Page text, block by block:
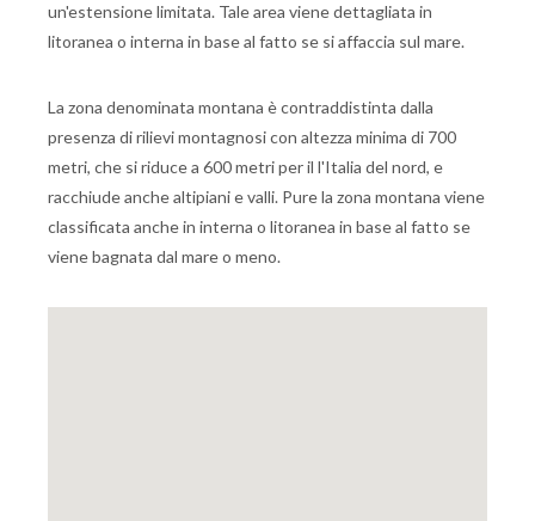
un'estensione limitata. Tale area viene dettagliata in
litoranea o interna in base al fatto se si affaccia sul mare.
La zona denominata montana è contraddistinta dalla
presenza di rilievi montagnosi con altezza minima di 700
metri, che si riduce a 600 metri per il l'Italia del nord, e
racchiude anche altipiani e valli. Pure la zona montana viene
classificata anche in interna o litoranea in base al fatto se
viene bagnata dal mare o meno.